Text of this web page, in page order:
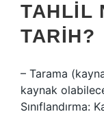
TAHLIL
TARIH?
– Tarama
kaynak
Sınıflandırma: